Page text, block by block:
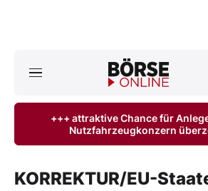
ktuelle Ausgabe BÖRSE
+++ attraktive Chance für
Nutzfahrzeugkonzern
KORREKTUR/EU-